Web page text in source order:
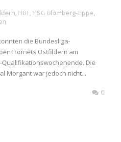
, HBF, HSG Blomberg-Lippe,
die Bundesliga-
Hornets Ostfildern am
Die
Morgant war jedoch nicht...
0